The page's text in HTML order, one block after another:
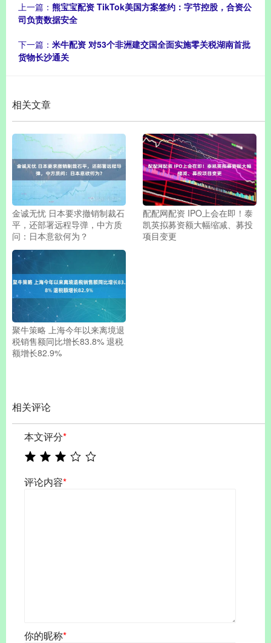
上一篇： 熊宝宝配资 TikTok美国方案签约：字节控股，合资公
司负责数据安全
下一篇： 米牛配资 对53个非洲建交国全面实施零关税湖南首批
货物长沙通关
相关文章
金诚无忧 日本要求撤销制裁石
平，还部署远程导弹，中方质
问：日本意欲何为？
配配网配资 IPO上会在即！泰
凯英拟募资额大幅缩减、募投
项目变更
聚牛策略 上海今年以来离境退
税销售额同比增长83.8% 退税
额增长82.9%
相关评论
本文评分*
评论内容*
你的昵称*